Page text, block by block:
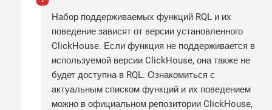
Набор поддерживаемых функций RQL и их
поведение зависят от версии установленного
ClickHouse. Если функция не поддерживается в
используемой версии ClickHouse, она также не
будет доступна в RQL. Ознакомиться с
актуальным списком функций и их поведением
можно в официальном репозитории ClickHouse,